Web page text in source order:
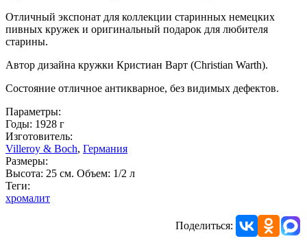
Отличный экспонат для коллекции старинных немецких
пивных кружек и оригинальный подарок для любителя
старины.
Автор дизайна кружки Кристиан Варт (Christian Warth).
Состояние отличное антикварное, без видимых дефектов.
Параметры:
Годы: 1928 г
Изготовитель:
Villeroy & Boch, Германия
Размеры:
Высота: 25 см. Объем: 1/2 л
Теги:
хромалит
Поделиться: